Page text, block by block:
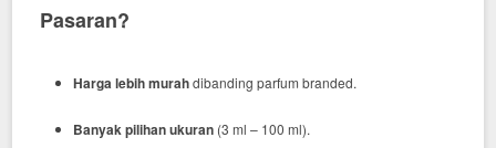
Pasaran?
Harga lebih murahdibanding parfum branded.
Banyak pilihan ukuran (3 ml – 100 ml).